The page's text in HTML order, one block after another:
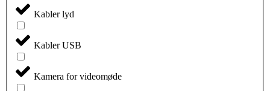
Kabler lyd
Kabler USB
Kamera for videomøde